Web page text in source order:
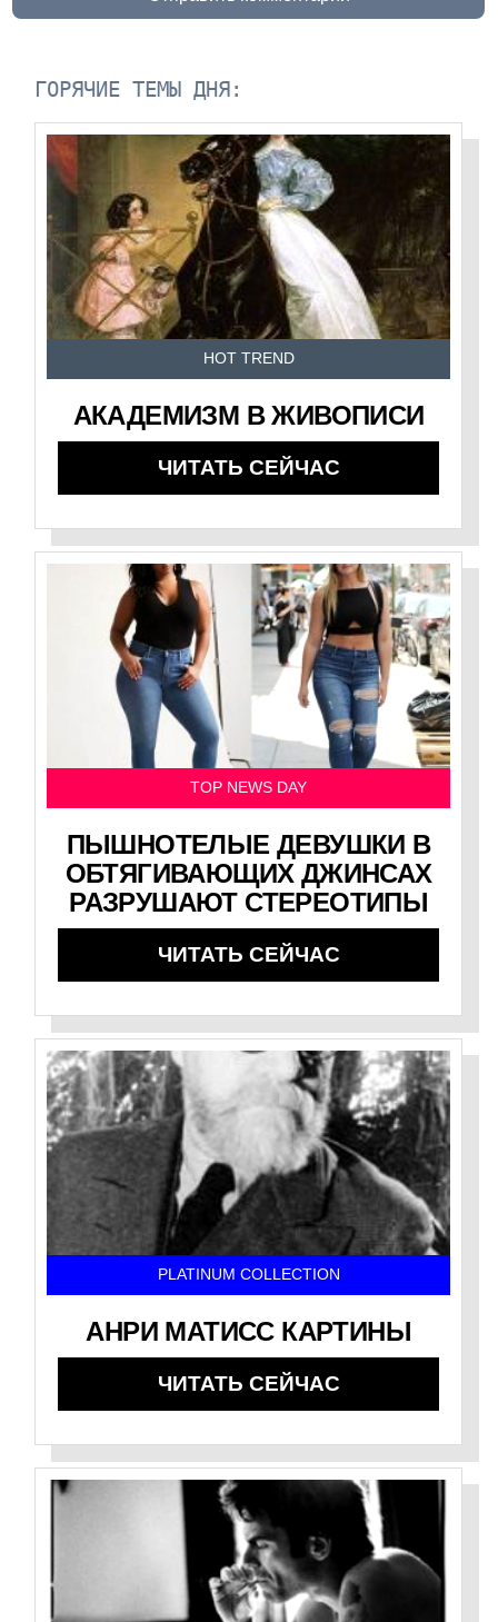
ГОРЯЧИЕ ТЕМЫ ДНЯ:
HOT TREND
АКАДЕМИЗМ В ЖИВОПИСИ
ЧИТАТЬ СЕЙЧАС
TOP NEWS DAY
ПЫШНОТЕЛЫЕ ДЕВУШКИ В
ОБТЯГИВАЮЩИХ ДЖИНСАХ
РАЗРУШАЮТ СТЕРЕОТИПЫ
ЧИТАТЬ СЕЙЧАС
PLATINUM COLLECTION
АНРИ МАТИСС КАРТИНЫ
ЧИТАТЬ СЕЙЧАС